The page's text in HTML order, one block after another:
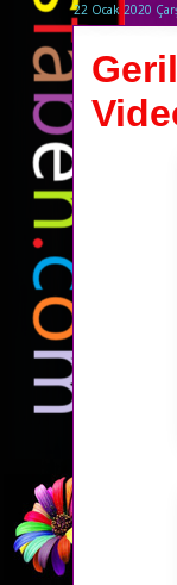
22 Ocak 2020